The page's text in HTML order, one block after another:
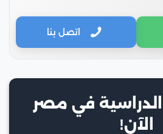
اتصل بنا
الدراسية في مصر
الآن!